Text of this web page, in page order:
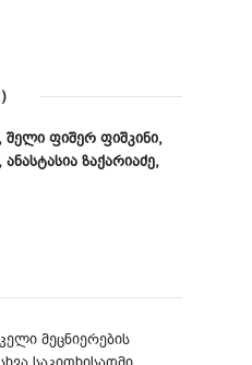
ᲤᲘᲨᲔᲠ ᲤᲘᲨᲙᲘᲜᲘ,
ᲖᲐᲥᲐᲠᲘᲐᲫᲔ,
მეცნიერების